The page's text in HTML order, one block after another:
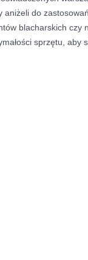
do
blacharskich czy
sprzętu, aby